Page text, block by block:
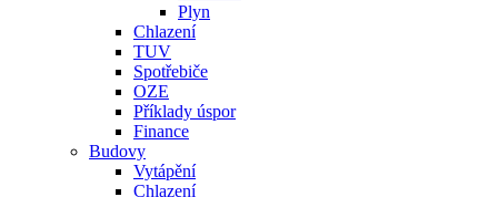
Plyn
Chlazení
TUV
Spotřebiče
OZE
Příklady úspor
Finance
Budovy
Vytápění
Chlazení